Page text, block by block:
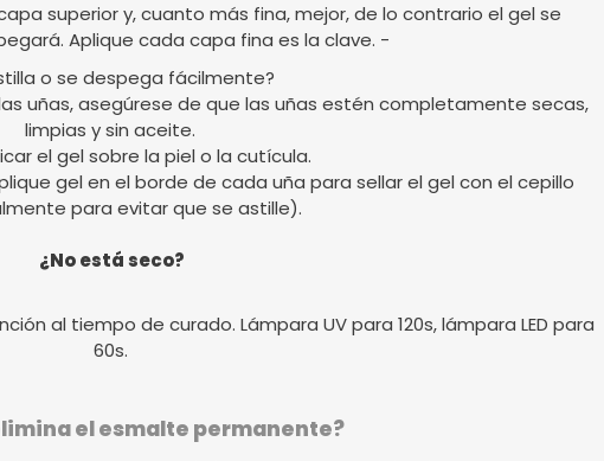
superior y, cuanto más fina, mejor, de lo contrario el gel se
Aplique cada capa fina es la clave. -
o se despega fácilmente?
uñas, asegúrese de que las uñas estén completamente secas,
limpias y sin aceite.
el gel sobre la piel o la cutícula.
gel en el borde de cada uña para sellar el gel con el cepillo
para evitar que se astille).
¿No está seco?
al tiempo de curado. Lámpara UV para 120s, lámpara LED para
60s.
el esmalte permanente?